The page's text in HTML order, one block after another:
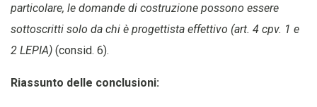
particolare, le domande di costruzione possono essere
sottoscritti solo da chi è progettista effettivo (art. 4 cpv. 1 e
2 LEPIA) (consid. 6).
Riassunto delle conclusioni: